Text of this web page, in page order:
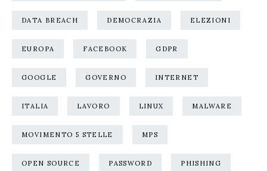
DATA BREACH DEMOCRAZIA ELEZIONI
EUROPA FACEBOOK GDPR
GOOGLE GOVERNO INTERNET
ITALIA LAVORO LINUX MALWARE
MOVIMENTO 5 STELLE MPS
OPEN SOURCE PASSWORD PHISHING